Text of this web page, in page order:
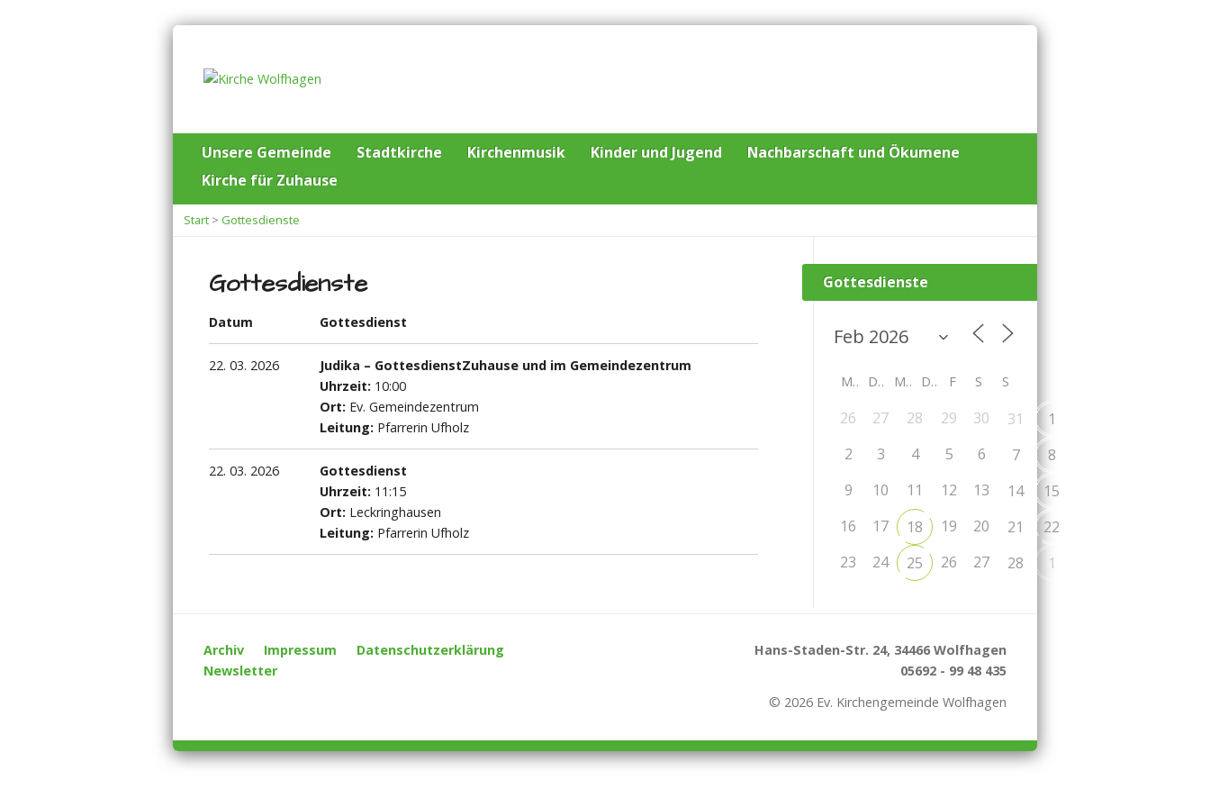
Unsere Gemeinde Stadtkirche Kirchenmusik Kinder und Jugend
Nachbarschaft und Ökumene
Kirche für Zuhause
Start > Gottesdienste
Gottesdienste
Datum Gottesdienst
22. 03. 2026
Judika – GottesdienstZuhause und im Gemeindezentrum
Uhrzeit: 10:00
Ort: Ev. Gemeindezentrum
Leitung: Pfarrerin Ufholz
22. 03. 2026
Gottesdienst
Uhrzeit: 11:15
Ort: Leckringhausen
Leitung: Pfarrerin Ufholz
Gottesdienste
M D M D F S S
26 27 28 29 30 31
1
2
3 4 5 6 7
8
9
10 11 12 13 14
15
16
17 18 19 20 21
22
23
24 25 26 27 28 1
Archiv Impressum
Datenschutzerklärung
Newsletter
Hans-Staden-Str. 24, 34466 Wolfhagen
05692 - 99 48 435
© 2026 Ev. Kirchengemeinde Wolfhagen